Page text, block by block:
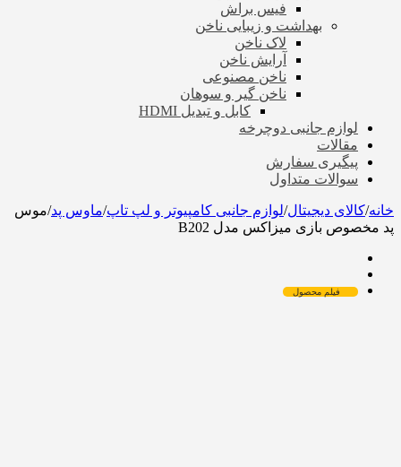
فیس براش
بهداشت و زیبایی ناخن
لاک ناخن
آرایش ناخن
ناخن مصنوعی
ناخن گیر و سوهان
کابل و تبدیل HDMI
لوازم جانبی دوچرخه
مقالات
پیگیری سفارش
سوالات متداول
خانه/کالای دیجیتال/لوازم جانبی کامپیوتر و لپ تاپ/ماوس پد/موس
پد مخصوص بازی میزاکس مدل B202
فیلم محصول